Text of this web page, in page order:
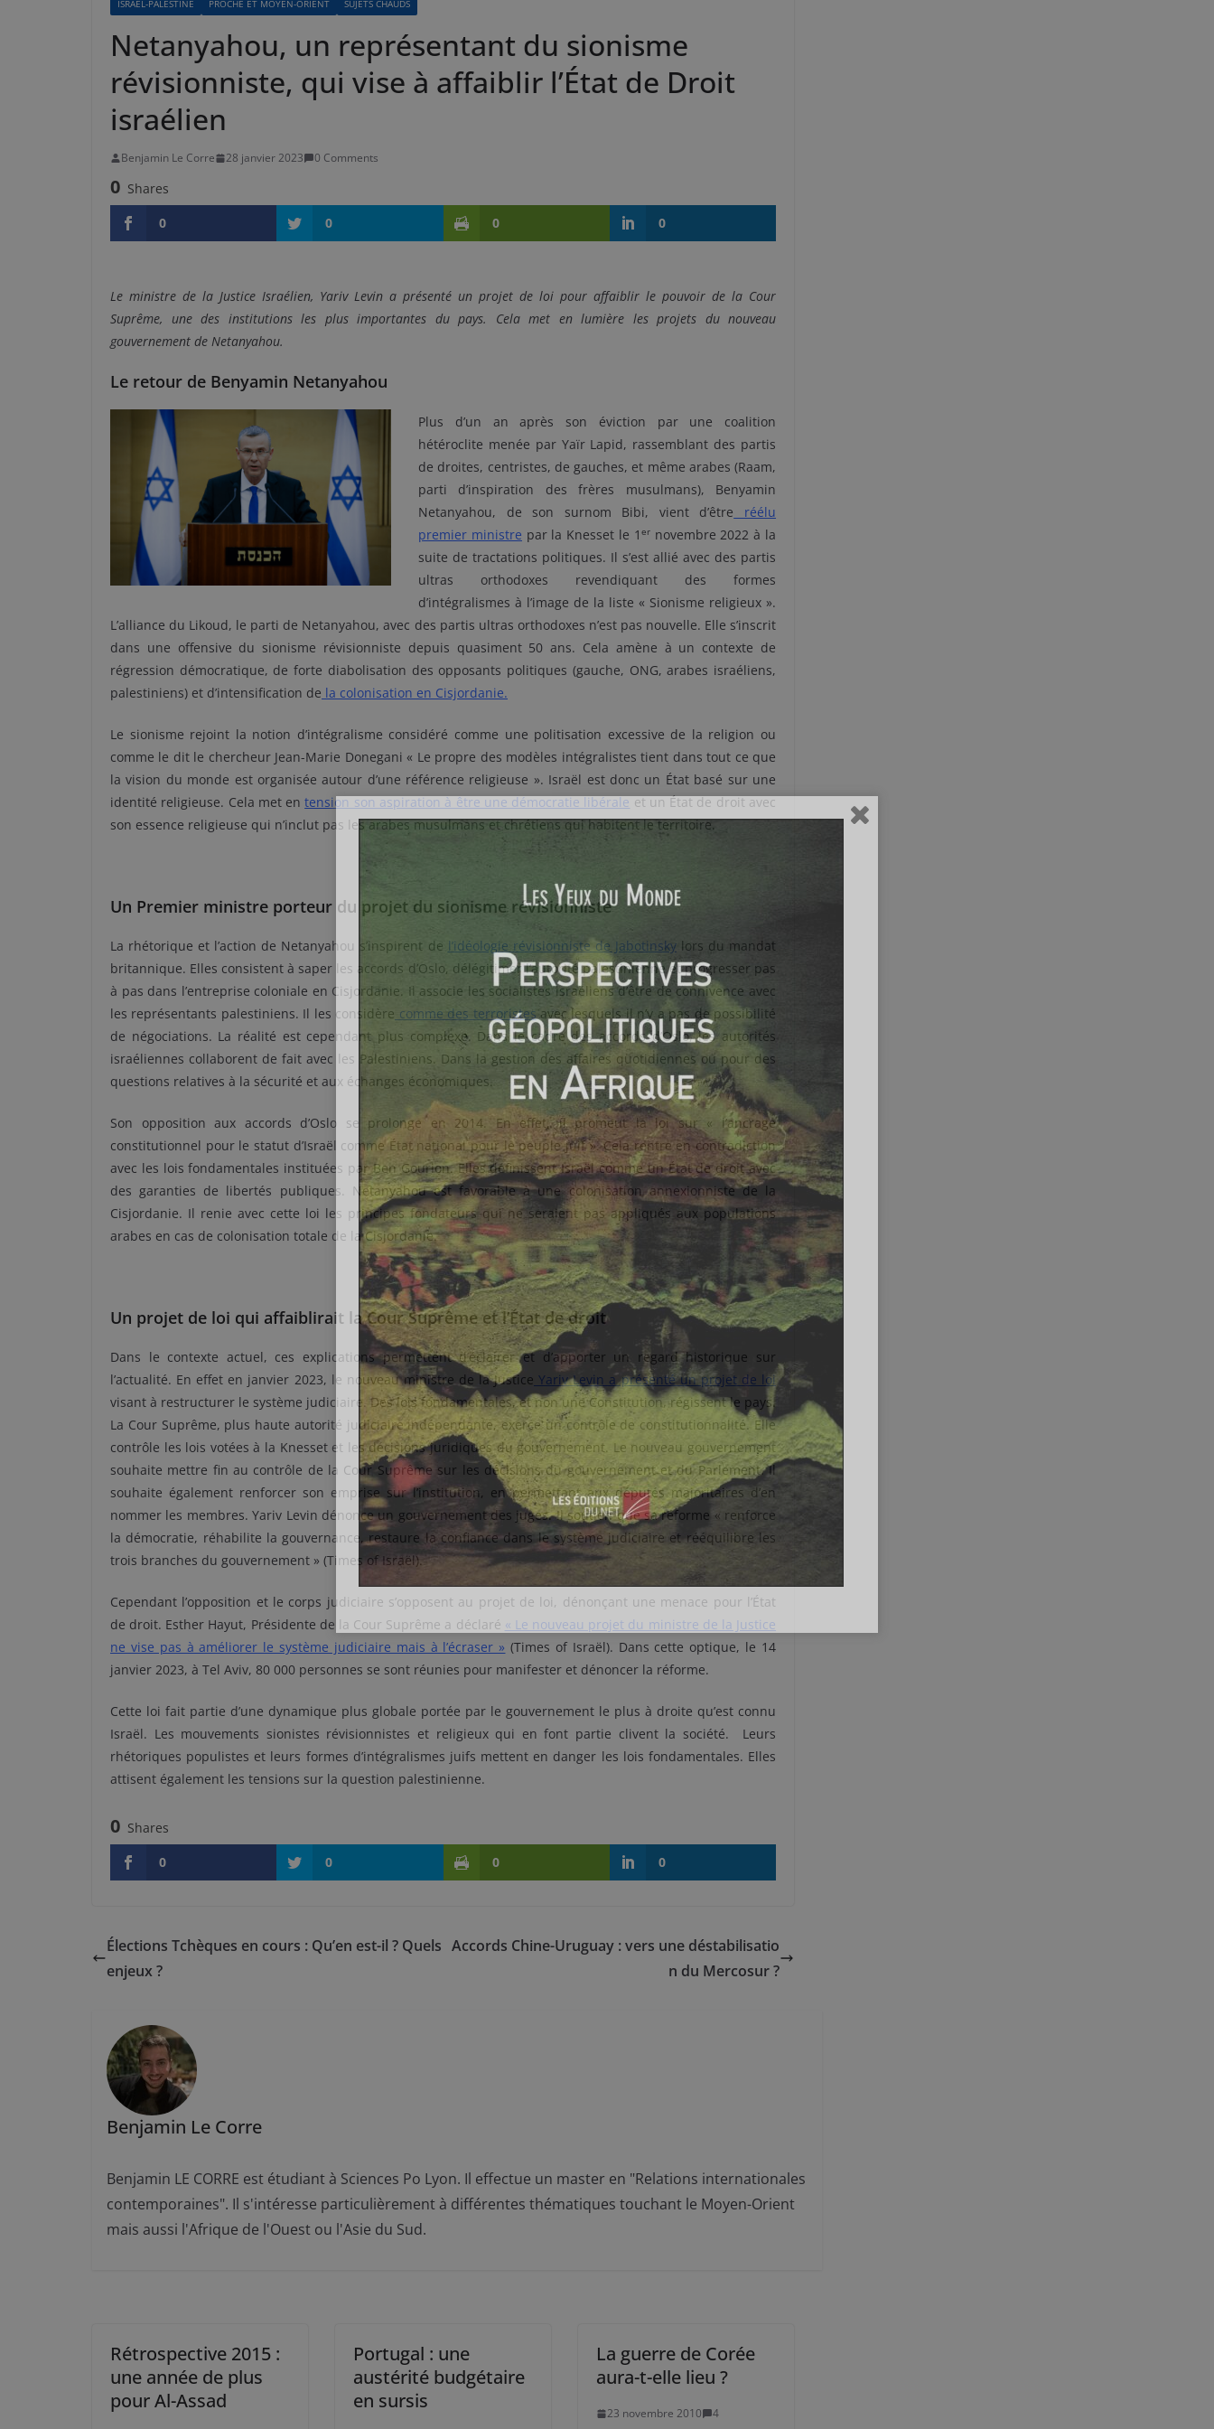
ISRAËL-PALESTINE PROCHE ET MOYEN-ORIENT SUJETS CHAUDS
Netanyahou, un représentant du sionisme
révisionniste, qui vise à affaiblir l’État de Droit
israélien
Benjamin Le Corre 28 janvier 2023 0 Comments
0 Shares
0
0 0 0
Le ministre de la Justice Israélien, Yariv Levin a présenté un projet de loi pour affaiblir le pouvoir de la Cour
Suprême, une des institutions les plus importantes du pays. Cela met en lumière les projets du nouveau
gouvernement de Netanyahou.
Le retour de Benyamin Netanyahou
Plus d’un an après son éviction par une coalition
hétéroclite menée par Yaïr Lapid, rassemblant des partis
de droites, centristes, de gauches, et même arabes (Raam,
parti d’inspiration des frères musulmans), Benyamin
Netanyahou, de son surnom Bibi, vient d’être réélu
premier ministre par la Knesset le 1 ernovembre 2022 à la
suite de tractations politiques. Il s’est allié avec des partis
ultras orthodoxes revendiquant des formes
d’intégralismes à l’image de la liste « Sionisme religieux ».
L’alliance du Likoud, le parti de Netanyahou, avec des partis ultras orthodoxes n’est pas nouvelle. Elle s’inscrit
dans une offensive du sionisme révisionniste depuis quasiment 50 ans. Cela amène à un contexte de
régression démocratique, de forte diabolisation des opposants politiques (gauche, ONG, arabes israéliens,
palestiniens) et d’intensification de la colonisation en Cisjordanie.
Le sionisme rejoint la notion d’intégralisme considéré comme une politisation excessive de la religion ou
comme le dit le chercheur Jean-Marie Donegani « Le propre des modèles intégralistes tient dans tout ce que
la vision du monde est organisée autour d’une référence religieuse ». Israël est donc un État basé sur une
identité religieuse. Cela met entension son aspiration à être une démocratie libérale et un État de droit avec
son essence religieuse qui n’inclut pas les arabes musulmans et chrétiens qui habitent le territoire.
Un Premier ministre porteur du projet du sionisme révisionniste
La rhétorique et l’action de Netanyahou s’inspirent de l’idéologie révisionniste de Jabotinskylors du mandat
britannique. Elles consistent à saper les accords d’Oslo, délégitimer l’autorité palestinienne et progresser pas
à pas dans l’entreprise coloniale en Cisjordanie. Il associe les socialistes israéliens d’être de connivence avec
les représentants palestiniens. Il les considère comme des terroristes avec lesquels il n’y a pas de possibilité
de négociations. La réalité est cependant plus complexe. Dans le cadre des accords d’Oslo, les autorités
israéliennes collaborent de fait avec les Palestiniens. Dans la gestion des affaires quotidiennes ou pour des
questions relatives à la sécurité et aux échanges économiques.
Son opposition aux accords d’Oslo se prolonge en 2014. En effet, il promeut la loi sur « l’ancrage
constitutionnel pour le statut d’Israël comme État national pour le peuple juif ». Cela rentre en contradiction
avec les lois fondamentales instituées par Ben Gourion. Elles définissent Israël comme un État de droit avec
des garanties de libertés publiques. Netanyahou est favorable à une colonisation annexionniste de la
Cisjordanie. Il renie avec cette loi les principes fondateurs qui ne seraient pas appliqués aux populations
arabes en cas de colonisation totale de la Cisjordanie.
Un projet de loi qui affaiblirait la Cour Suprême et l’État de droit
Dans le contexte actuel, ces explications permettent d’éclairer et d’apporter un regard historique sur
l’actualité. En effet en janvier 2023, le nouveau ministre de la Justice Yariv Levin a présenté un projet de loi
visant à restructurer le système judiciaire. Des lois fondamentales, et non une Constitution, régissent le pays.
La Cour Suprême, plus haute autorité judiciaire indépendante, exerce un contrôle de constitutionnalité. Elle
contrôle les lois votées à la Knesset et les décisions juridiques du gouvernement. Le nouveau gouvernement
souhaite mettre fin au contrôle de la Cour Suprême sur les décisions du gouvernement et du Parlement. Il
souhaite également renforcer son emprise sur l’institution, en permettant aux députés majoritaires d’en
nommer les membres. Yariv Levin dénonce un gouvernement des juges. Il soutien que sa réforme « renforce
la démocratie, réhabilite la gouvernance, restaure la confiance dans le système judiciaire et rééquilibre les
trois branches du gouvernement » (Times of Israël).
Cependant l’opposition et le corps judiciaire s’opposent au projet de loi, dénonçant une menace pour l’État
de droit. Esther Hayut, Présidente de la Cour Suprême a déclaré « Le nouveau projet du ministre de la Justice
ne vise pas à améliorer le système judiciaire mais à l’écraser » (Times of Israël). Dans cette optique, le 14
janvier 2023, à Tel Aviv, 80 000 personnes se sont réunies pour manifester et dénoncer la réforme.
Cette loi fait partie d’une dynamique plus globale portée par le gouvernement le plus à droite qu’est connu
Israël. Les mouvements sionistes révisionnistes et religieux qui en font partie clivent la société. Leurs
rhétoriques populistes et leurs formes d’intégralismes juifs mettent en danger les lois fondamentales. Elles
attisent également les tensions sur la question palestinienne.
0 Shares
0
0 0 0
Élections Tchèques en cours : Qu’en est-il ? Quels
enjeux ?
Accords Chine-Uruguay : vers une déstabilisatio
n du Mercosur ?
Benjamin Le Corre
Benjamin LE CORRE est étudiant à Sciences Po Lyon. Il effectue un master en "Relations internationales
contemporaines". Il s'intéresse particulièrement à différentes thématiques touchant le Moyen-Orient
mais aussi l'Afrique de l'Ouest ou l'Asie du Sud.
Rétrospective 2015 :
une année de plus
pour Al-Assad
Portugal : une
austérité budgétaire
en sursis
La guerre de Corée
aura-t-elle lieu ?
23 novembre 2010 4